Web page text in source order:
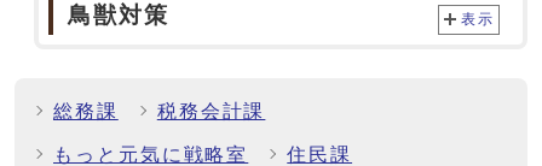
鳥獣対策 表示
総務課 税務会計課
もっと元気に戦略室 住民課